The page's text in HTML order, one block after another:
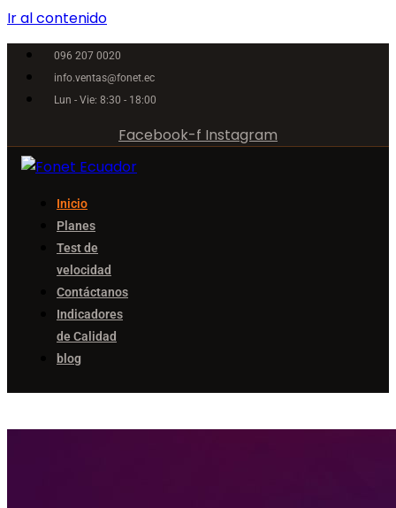
Ir al contenido
096 207 0020
info.ventas@fonet.ec
Lun - Vie: 8:30 - 18:00
Facebook-f Instagram
Inicio
Planes
Test de
velocidad
Contáctanos
Indicadores
de Calidad
blog